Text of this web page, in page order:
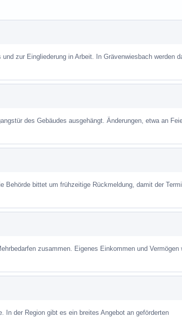
zur Eingliederung in Arbeit. In Grävenwiesbach werden
des Gebäudes ausgehängt. Änderungen, etwa an
Behörde bittet um frühzeitige Rückmeldung, damit der
zusammen. Eigenes Einkommen und Vermögen
In der Region gibt es ein breites Angebot an geförderten